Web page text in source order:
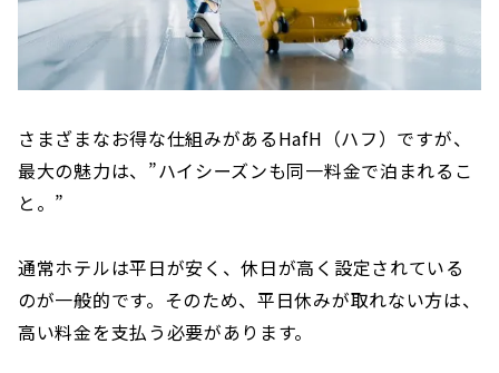
さまざまなお得な仕組みがあるHafH（ハフ）ですが、
最大の魅力は、”ハイシーズンも同一料金で泊まれるこ
と。”
通常ホテルは平日が安く、休日が高く設定されている
のが一般的です。そのため、平日休みが取れない方は、
高い料金を支払う必要があります。